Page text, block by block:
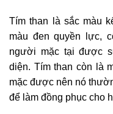
Tím than là sắc màu
màu đen quyền lực,
người mặc tại được
diện. Tím than còn là
mặc được nên nó
để làm đồng phục cho